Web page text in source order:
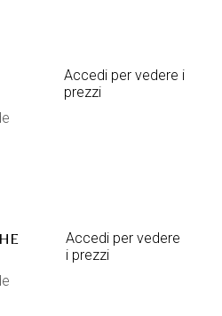
Accedi per vedere i
prezzi
Accedi per vedere
i prezzi